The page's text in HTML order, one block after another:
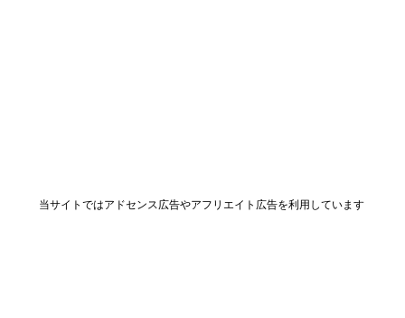
当サイトではアドセンス広告やアフリエイト広告を利用しています